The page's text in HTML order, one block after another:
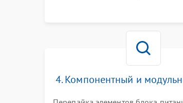
4. Компонентный и